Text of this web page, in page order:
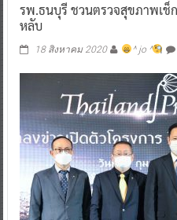
รพ.ธนบุรี ชวนตรวจสุขภาพเช็
หลับ
18 สิงหาคม 2020 ^ jo ^